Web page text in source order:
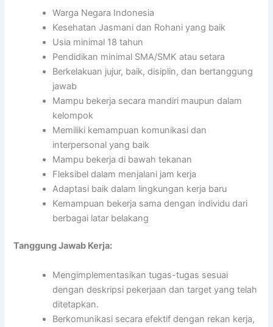
Warga Negara Indonesia
Kesehatan Jasmani dan Rohani yang baik
Usia minimal 18 tahun
Pendidikan minimal SMA/SMK atau setara
Berkelakuan jujur, baik, disiplin, dan bertanggung
jawab
Mampu bekerja secara mandiri maupun dalam
kelompok
Memiliki kemampuan komunikasi dan
interpersonal yang baik
Mampu bekerja di bawah tekanan
Fleksibel dalam menjalani jam kerja
Adaptasi baik dalam lingkungan kerja baru
Kemampuan bekerja sama dengan individu dari
berbagai latar belakang
Tanggung Jawab Kerja:
Mengimplementasikan tugas-tugas sesuai
dengan deskripsi pekerjaan dan target yang telah
ditetapkan.
Berkomunikasi secara efektif dengan rekan kerja,